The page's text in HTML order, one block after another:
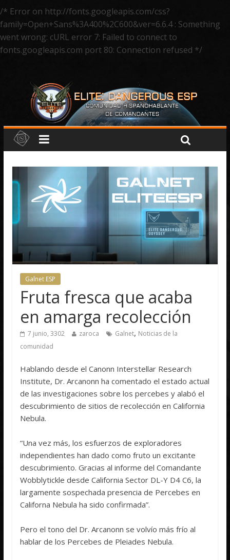
/* Error on http://fonts.googleapis.com/css?
family=Open+Sans%3A400%2C600&ver=6.6.4 : Something
went wrong: cURL error 7: Failed to connect to
fonts.googleapis.com port 80: Connection refused */
Galnet ESP
Fruta fresca que acaba
en amarga recolección
7 junio, 3302 zaroca Galnet, Noticias de la
comunidad
Hablando desde el Canonn Interstellar Research
Institute, Dr. Arcanonn ha comentado el estado actual
de las investigaciones sobre los percebes y alabó el
descubrimiento de sitios de recolección en California
Nebula.
“Una vez más, los esfuerzos de exploradores
independientes han dado como fruto un excitante
descubrimiento. Gracias al informe del Comandante
Wobblytickle desde California Sector DL-Y D4 C6, la
largamente sospechada presencia de Percebes en
Californa Nebula ha sido confirmada”.
Pero el tono del Dr. Arcanonn se volvío más frío al
hablar de los Percebes de Pleiades Nebula.